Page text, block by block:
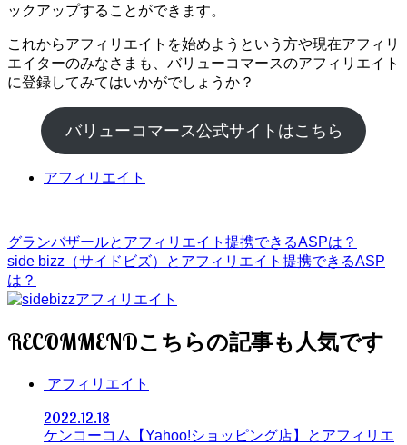
ックアップすることができます。
これからアフィリエイトを始めようという方や現在アフィリ
エイターのみなさまも、バリューコマースのアフィリエイト
に登録してみてはいかがでしょうか？
バリューコマース公式サイトはこちら
アフィリエイト
グランバザールとアフィリエイト提携できるASPは？
side bizz（サイドビズ）とアフィリエイト提携できるASP
は？
RECOMMEND
アフィリエイト
2022.12.18
ケンコーコム【Yahoo!ショッピング店】とアフィリエ